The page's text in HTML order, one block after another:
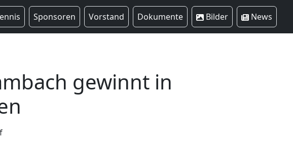
Sponsoren Vorstand Dokumente Bilder News
gewinnt in